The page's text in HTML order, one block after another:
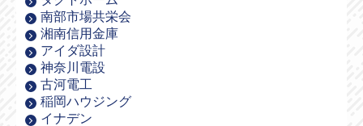
南部市場共栄会
湘南信用金庫
アイダ設計
神奈川電設
古河電工
稲岡ハウジング
イナデン